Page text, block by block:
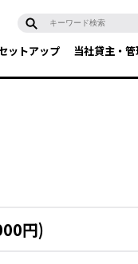
ットアップ 当社貸主・
円)